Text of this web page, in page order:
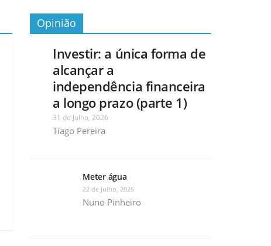
Opinião
Investir: a única forma de
alcançar a
independência financeira
a longo prazo (parte 1)
31 de Julho, 2026
Tiago Pereira
Meter água
22 de Julho, 2026
Nuno Pinheiro